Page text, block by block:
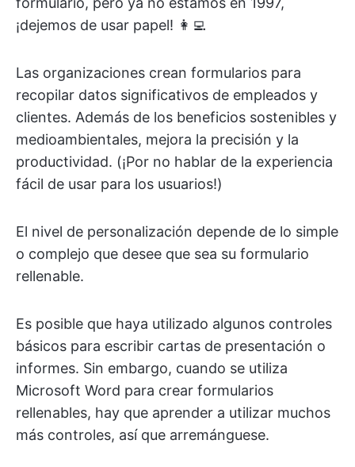
¡dejemos de usar papel! 👩‍💻
Las organizaciones crean formularios para
recopilar datos significativos de empleados y
clientes. Además de los beneficios sostenibles y
medioambientales, mejora la precisión y la
productividad. (¡Por no hablar de la experiencia
fácil de usar para los usuarios!)
El nivel de personalización depende de lo simple
o complejo que desee que sea su formulario
rellenable.
Es posible que haya utilizado algunos controles
básicos para escribir cartas de presentación o
informes. Sin embargo, cuando se utiliza
Microsoft Word para crear formularios
rellenables, hay que aprender a utilizar muchos
más controles, así que arremánguese.